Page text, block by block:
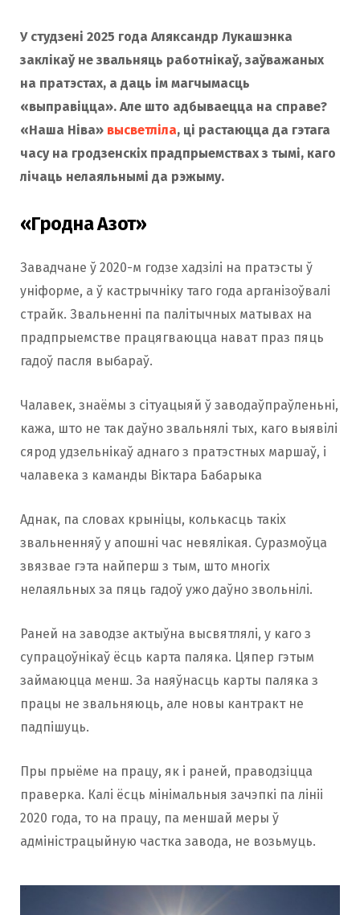
У студзені 2025 года Аляксандр Лукашэнка
заклікаў не звальняць работнікаў, заўважаных
на пратэстах, а даць ім магчымасць
«выправіцца». Але што адбываецца на справе?
«Наша Ніва» высветліла, ці растаюцца да гэтага
часу на гродзенскіх прадпрыемствах з тымі, каго
лічаць нелаяльнымі да рэжыму.
«Гродна Азот»
Завадчане ў 2020-м годзе хадзілі на пратэсты ў
уніформе, а ў кастрычніку таго года арганізоўвалі
страйк. Звальненні па палітычных матывах на
прадпрыемстве працягваюцца нават праз пяць
гадоў пасля выбараў.
Чалавек, знаёмы з сітуацыяй ў заводаўпраўленьні,
кажа, што не так даўно звальнялі тых, каго выявілі
сярод удзельнікаў аднаго з пратэстных маршаў, і
чалавека з каманды Віктара Бабарыка
Аднак, па словах крыніцы, колькасць такіх
звальненняў у апошні час невялікая. Суразмоўца
звязвае гэта найперш з тым, што многіх
нелаяльных за пяць гадоў ужо даўно звольнілі.
Раней на заводзе актыўна высвятлялі, у каго з
супрацоўнікаў ёсць карта паляка. Цяпер гэтым
займаюцца менш. За наяўнасць карты паляка з
працы не звальняюць, але новы кантракт не
падпішуць.
Пры прыёме на працу, як і раней, праводзіцца
праверка. Калі ёсць мінімальныя зачэпкі па лініі
2020 года, то на працу, па меншай меры ў
адміністрацыйную частка завода, не возьмуць.